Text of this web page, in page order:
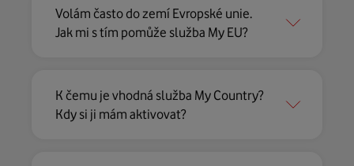
Volám často do zemí Evropské unie.
Jak mi s tím pomůže služba My EU?
K čemu je vhodná služba My Country?
Kdy si ji mám aktivovat?